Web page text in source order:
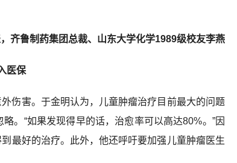
齐鲁制药集团总裁、山东大学化学1989级校友李燕
医保
伤害。于金明认为，儿童肿瘤治疗目前最大的问题
。“如果发现得早的话，治愈率可以高达80%。”因
最好的治疗。此外，他还呼吁要加强儿童肿瘤医生